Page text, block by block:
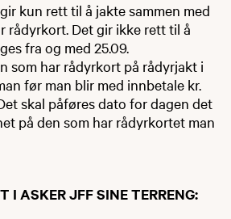
kun rett til å jakte sammen med
rådyrkort. Det gir ikke rett til å
fra og med 25.09.
som har rådyrkort på rådyrjakt i
før man blir med innbetale kr.
skal påføres dato for dagen det
på den som har rådyrkortet man
I ASKER JFF SINE TERRENG: